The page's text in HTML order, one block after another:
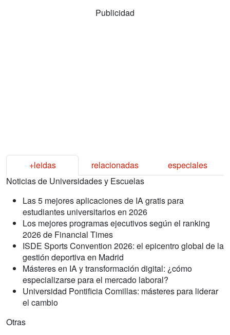
Publicidad
+leidas relacionadas
especiales
Noticias de Universidades y Escuelas
Las 5 mejores aplicaciones de IA gratis para
estudiantes universitarios en 2026
Los mejores programas ejecutivos según el ranking
2026 de Financial Times
ISDE Sports Convention 2026: el epicentro global de la
gestión deportiva en Madrid
Másteres en IA y transformación digital: ¿cómo
especializarse para el mercado laboral?
Universidad Pontificia Comillas: másteres para liderar
el cambio
Otras